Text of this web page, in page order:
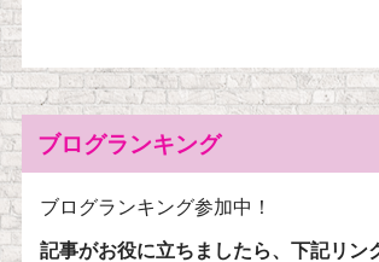
ブログランキング
ブログランキング参加中！
記事がお役に立ちましたら、下記リン